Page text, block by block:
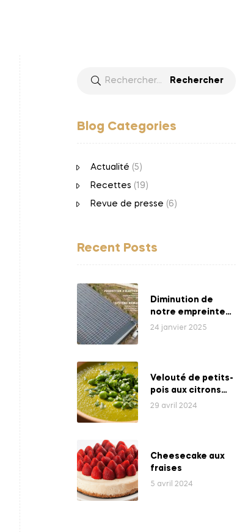
Blog Categories
Actualité (5)
Recettes (19)
Revue de presse (6)
Recent Posts
Diminution de
notre empreinte
énergétique
24 janvier 2025
Velouté de petits-
pois aux citrons
bio
29 avril 2024
Cheesecake aux
fraises
5 avril 2024